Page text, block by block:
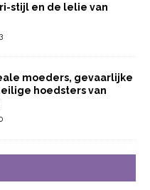
stijl en de lelie van
3
moeders, gevaarlijke
hoedsters van